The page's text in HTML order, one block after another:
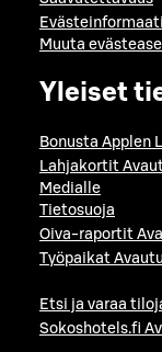
Muuta
Yleiset
Bonusta Applen
Lahjakortit
Medialle
Tietosuoja
Oiva-raportit
Työpaikat
Etsi ja varaa
Sokoshotels.fi